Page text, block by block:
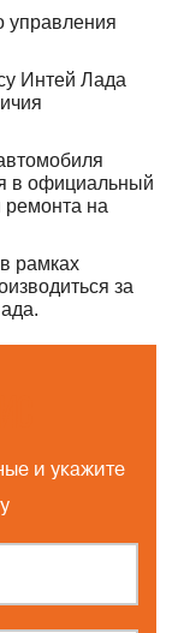
управления
Интей Лада
в официальный
ремонта на
рамках
за
и укажите